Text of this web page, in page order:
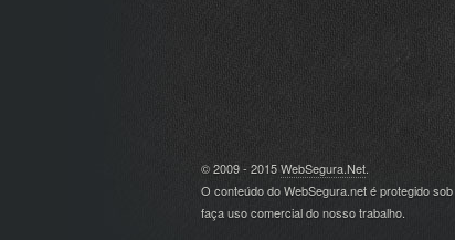
© 2009 - 2015WebSegura.Net.
O conteúdo do WebSegura.net é protegido
faça uso comercial do nosso trabalho.